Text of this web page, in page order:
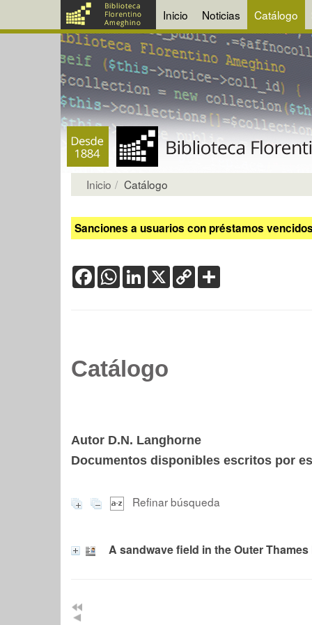
Inicio Noticias Catálogo
Inicio Catálogo
Sanciones a usuarios con préstamos
FacebookWhatsApp
LinkedIn
X Copy
Link
Catálogo
Autor D.N. Langhorne
Documentos disponibles escritos por
Refinar búsqueda
A sandwave field in the Outer